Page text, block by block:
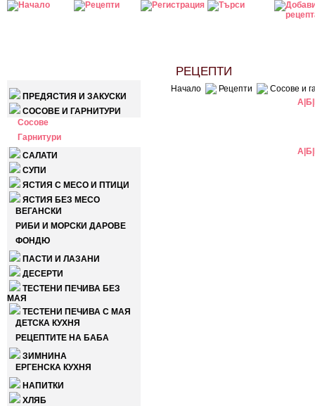
ПРЕДЯСТИЯ И ЗАКУСКИ
СОСОВЕ И ГАРНИТУРИ
Сосове
Гарнитури
САЛАТИ
СУПИ
ЯСТИЯ С МЕСО И ПТИЦИ
ЯСТИЯ БЕЗ МЕСО
ВЕГАНСКИ
РИБИ И МОРСКИ ДАРОВЕ
ФОНДЮ
ПАСТИ И ЛАЗАНИ
ДЕСЕРТИ
ТЕСТЕНИ ПЕЧИВА БЕЗ
МАЯ
ТЕСТЕНИ ПЕЧИВА С МАЯ
ДЕТСКА КУХНЯ
РЕЦЕПТИТЕ НА БАБА
ЗИМНИНА
ЕРГЕНСКА КУХНЯ
НАПИТКИ
ХЛЯБ
РЕЦЕПТИ
Начало Рецепти
Сосове и
А Б
А Б